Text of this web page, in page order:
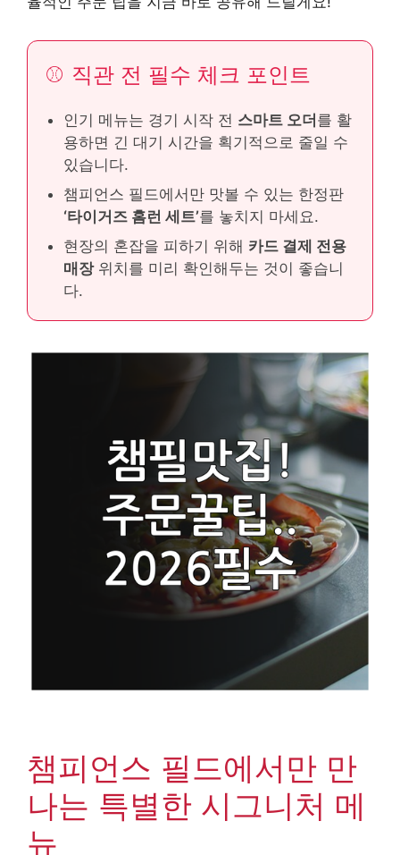
⚾ 직관 전 필수 체크 포인트
인기 메뉴는 경기 시작 전 스마트 오더를 활
용하면 긴 대기 시간을 획기적으로 줄일 수
있습니다.
챔피언스 필드에서만 맛볼 수 있는 한정판
‘타이거즈 홈런 세트’를 놓치지 마세요.
현장의 혼잡을 피하기 위해 카드 결제 전용
매장위치를 미리 확인해두는 것이 좋습니
다.
챔피언스 필드에서만 만
나는 특별한 시그니처 메
뉴